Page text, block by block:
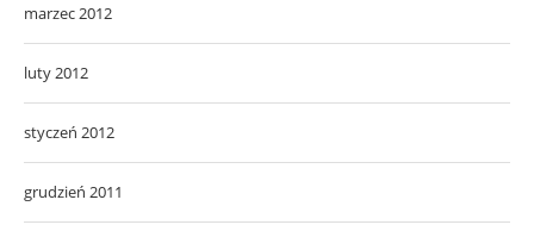
marzec 2012
luty 2012
styczeń 2012
grudzień 2011